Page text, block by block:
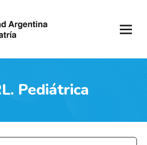
Pediátrica